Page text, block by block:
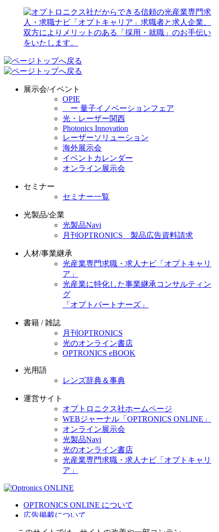
展示会/イベント
OPIE
ー 量子イノベーションフェア
光・レーザー関西
Photonics Innovation
レーザーソリューション
海外展示会
イベントカレンダー
オンライン展示会
セミナー
セミナー一覧
光製品/企業
光製品Navi
月刊OPTRONICS 製品広告資料請求
人材/事業継承
光産業専門求職・求人ナビ「オプトキャリ
ア」
光産業に特化した事業継承コンサルティン
グ
「オプトパートナーズ」
書籍 / 雑誌
月刊OPTRONICS
光のオンライン書店
OPTRONICS eBOOK
光用語
レンズ辞典＆事典
運営サイト
オプトロニクス社ホームページ
WEBジャーナル「OPTRONICS ONLINE」
オンライン展示会
光製品Navi
光のオンライン書店
光産業専門求職・求人ナビ「オプトキャリ
ア」
OPTRONICS ONLINE について
広告掲載について